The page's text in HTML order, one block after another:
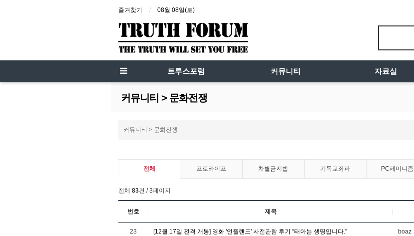
즐겨찾기 08월 08일(토)
트루스포럼 커뮤니티 자료실
커뮤니티 > 문화전쟁
커뮤니티 > 문화전쟁
전체 프로라이프 차별금지법 기독교좌파 PC페미니즘
전체 83건 / 3페이지
번호 제목
23 [12월 17일 전격 개봉] 영화 '언플랜드' 사전관람 후기 “태아는 생명입니다.” boaz